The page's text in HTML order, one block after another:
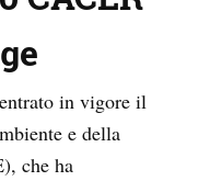
in vigore il
e della
che ha